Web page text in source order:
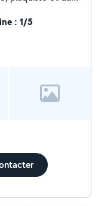
être !
: 1/5